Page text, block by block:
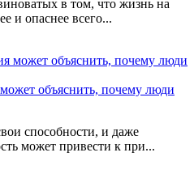
в том, что жизнь на
и опаснее всего...
объяснить, почему люди
способности, и даже
может привести к при...